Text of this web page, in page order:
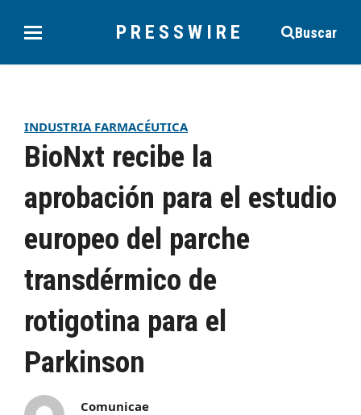
PRESSWIRE Buscar
INDUSTRIA FARMACÉUTICA
BioNxt recibe la
aprobación para el estudio
europeo del parche
transdérmico de
rotigotina para el
Parkinson
Comunicae